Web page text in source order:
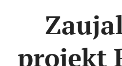
projekt